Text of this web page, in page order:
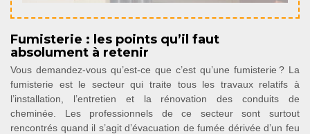
Fumisterie : les points qu’il faut
absolument à retenir
Vous demandez-vous qu’est-ce que c’est qu’une fumisterie ? La
fumisterie est le secteur qui traite tous les travaux relatifs à
l’installation, l’entretien et la rénovation des conduits de
cheminée. Les professionnels de ce secteur sont surtout
rencontrés quand il s’agit d’évacuation de fumée dérivée d’un feu